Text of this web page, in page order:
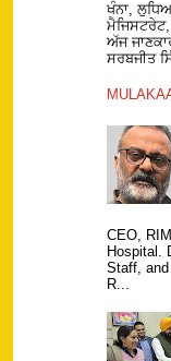
ਖੰਨਾ,
ਮੈਜਿਸਟਰੇਟ,
ਅੱਜ
ਸਰਬਜੀਤ
CEO,
Hospital.
Staff,
R...